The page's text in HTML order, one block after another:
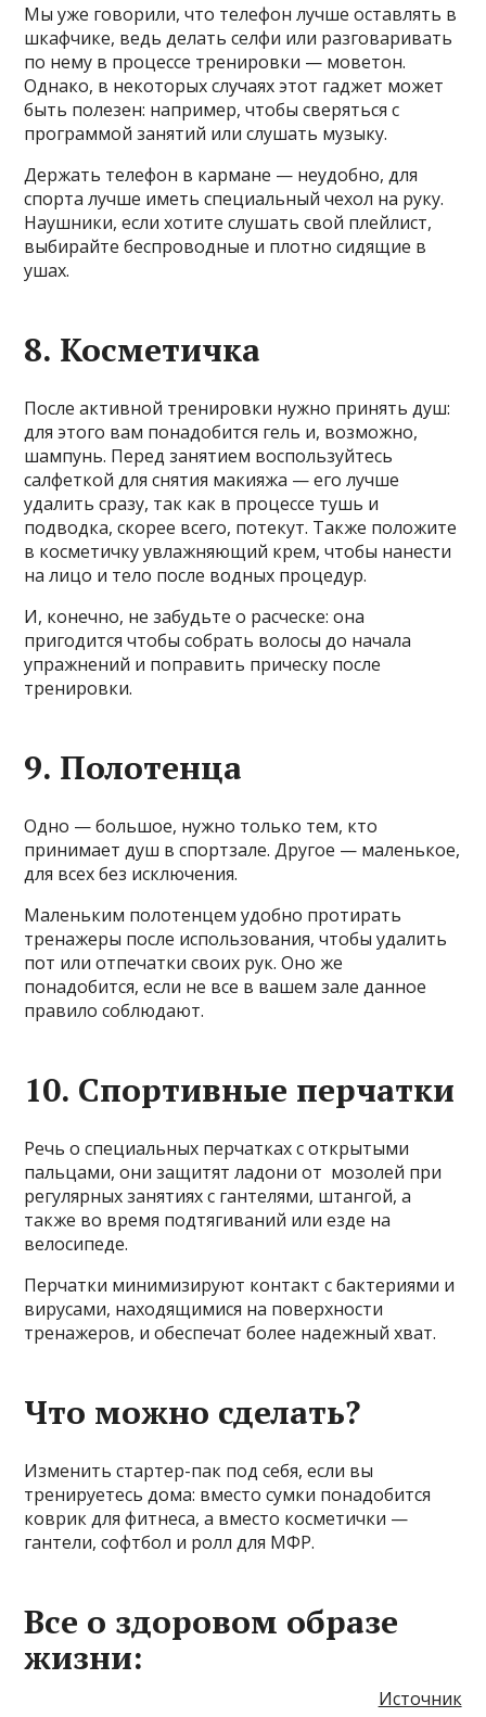
Мы уже говорили, что телефон лучше оставлять в
шкафчике, ведь делать селфи или разговаривать
по нему в процессе тренировки — моветон.
Однако, в некоторых случаях этот гаджет может
быть полезен: например, чтобы сверяться с
программой занятий или слушать музыку.
Держать телефон в кармане — неудобно, для
спорта лучше иметь специальный чехол на руку.
Наушники, если хотите слушать свой плейлист,
выбирайте беспроводные и плотно сидящие в
ушах.
8. Косметичка
После активной тренировки нужно принять душ:
для этого вам понадобится гель и, возможно,
шампунь. Перед занятием воспользуйтесь
салфеткой для снятия макияжа — его лучше
удалить сразу, так как в процессе тушь и
подводка, скорее всего, потекут. Также положите
в косметичку увлажняющий крем, чтобы нанести
на лицо и тело после водных процедур.
И, конечно, не забудьте о расческе: она
пригодится чтобы собрать волосы до начала
упражнений и поправить прическу после
тренировки.
9. Полотенца
Одно — большое, нужно только тем, кто
принимает душ в спортзале. Другое — маленькое,
для всех без исключения.
Маленьким полотенцем удобно протирать
тренажеры после использования, чтобы удалить
пот или отпечатки своих рук. Оно же
понадобится, если не все в вашем зале данное
правило соблюдают.
10. Спортивные перчатки
Речь о специальных перчатках с открытыми
пальцами, они защитят ладони от мозолей при
регулярных занятиях с гантелями, штангой, а
также во время подтягиваний или езде на
велосипеде.
Перчатки минимизируют контакт с бактериями и
вирусами, находящимися на поверхности
тренажеров, и обеспечат более надежный хват.
Что можно сделать?
Изменить стартер-пак под себя, если вы
тренируетесь дома: вместо сумки понадобится
коврик для фитнеса, а вместо косметички —
гантели, софтбол и ролл для МФР.
Все о здоровом образе
жизни:
Источник